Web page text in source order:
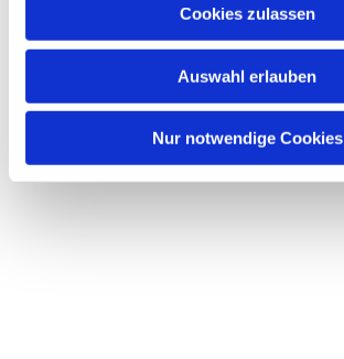
Cookies zulassen
Auswahl erlauben
Nur notwendige Cookies